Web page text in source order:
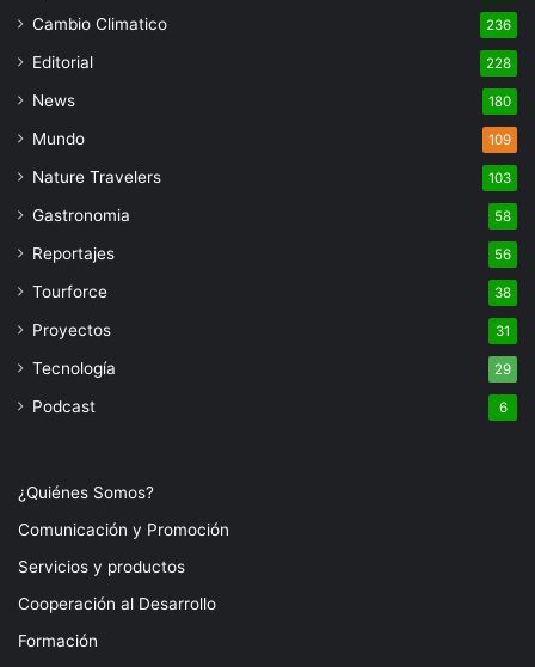
Cambio Climatico 236
Editorial 228
News 180
Mundo 109
Nature Travelers 103
Gastronomia 58
Reportajes 56
Tourforce 38
Proyectos 31
Tecnología 29
Podcast 6
¿Quiénes Somos?
Comunicación y Promoción
Servicios y productos
Cooperación al Desarrollo
Formación